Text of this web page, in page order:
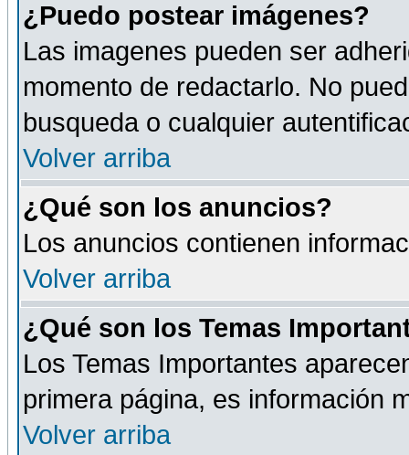
¿Puedo postear imágenes?
Las imagenes pueden ser
momento de redactarlo. No
busqueda o cualquier
Volver arriba
¿Qué son los anuncios?
Los anuncios contienen
Volver arriba
¿Qué son los Temas
Los Temas Importantes
primera página, es información
Volver arriba